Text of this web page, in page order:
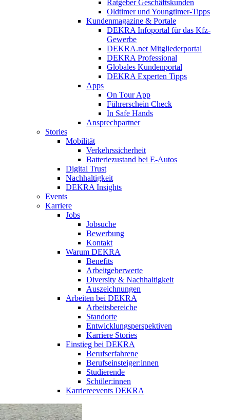
Ratgeber Geschäftskunden
Oldtimer und Youngtimer-Tipps
Kundenmagazine & Portale
DEKRA Infoportal für das Kfz-
Gewerbe
DEKRA.net Mitgliederportal
DEKRA Professional
Globales Kundenportal
DEKRA Experten Tipps
Apps
On Tour App
Führerschein Check
In Safe Hands
Ansprechpartner
Stories
Mobilität
Verkehrssicherheit
Batteriezustand bei E-Autos
Digital Trust
Nachhaltigkeit
DEKRA Insights
Events
Karriere
Jobs
Jobsuche
Bewerbung
Kontakt
Warum DEKRA
Benefits
Arbeitgeberwerte
Diversity & Nachhaltigkeit
Auszeichnungen
Arbeiten bei DEKRA
Arbeitsbereiche
Standorte
Entwicklungsperspektiven
Karriere Stories
Einstieg bei DEKRA
Berufserfahrene
Berufseinsteiger:innen
Studierende
Schüler:innen
Karriereevents DEKRA